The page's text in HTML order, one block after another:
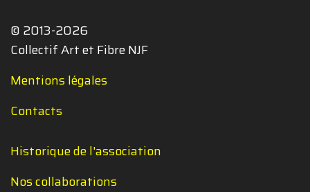
© 2013-2026
Collectif Art et Fibre NJF
Mentions légales
Contacts
Historique de l'association
Nos collaborations